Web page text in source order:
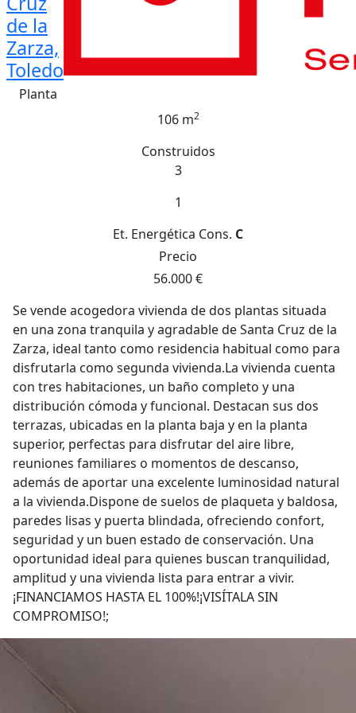
de la
Zarza,
Toledo
Planta
106 m2
Construidos
3
1
Et. Energética Cons. C
Precio
56.000 €
Se vende acogedora vivienda de dos plantas situada
en una zona tranquila y agradable de Santa Cruz de la
Zarza, ideal tanto como residencia habitual como para
disfrutarla como segunda vivienda.La vivienda cuenta
con tres habitaciones, un baño completo y una
distribución cómoda y funcional. Destacan sus dos
terrazas, ubicadas en la planta baja y en la planta
superior, perfectas para disfrutar del aire libre,
reuniones familiares o momentos de descanso,
además de aportar una excelente luminosidad natural
a la vivienda.Dispone de suelos de plaqueta y baldosa,
paredes lisas y puerta blindada, ofreciendo confort,
seguridad y un buen estado de conservación. Una
oportunidad ideal para quienes buscan tranquilidad,
amplitud y una vivienda lista para entrar a vivir.
¡FINANCIAMOS HASTA EL 100%!¡VISÍTALA SIN
COMPROMISO!;